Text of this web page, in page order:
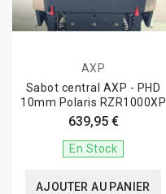
AXP
Sabot central AXP - PHD
10mm Polaris RZR1000XP
639,95 €
En Stock
AJOUTER AU PANIER